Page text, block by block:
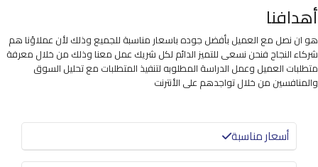
أهدافنا
هو ان نصل مع العميل بأفضل جوده باسعار مناسبة للجميع وذلك لأن عملاؤنا هم
شركاء النجاح فنحن نسعى للتميز الدائم لكل شريك عمل معنا وذلك من خلال معرفة
متطلبات العميل وعمل الدراسة المطلوبه لتنفيذ المتطلبات مع تحليل السوق
والمنافسين من خلال تواجدهم على الأنترنت
أسعار مناسبة